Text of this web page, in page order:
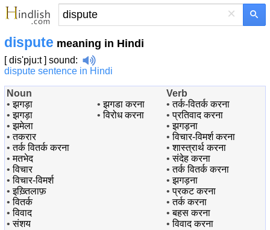
×
dispute meaning in Hindi
[ dis'pju:t ] sound:
dispute sentence in Hindi
Noun
•झगड़ा
•झगड़ा
•झमेला
•तकरार
•तर्क वितर्क करना
•मतभेद
•विचार
•विचार-विमर्श
•इख़्तिलाफ़
•वितर्क
•विवाद
•संशय
•झगडा करना
•विरोध करना
Verb
•तर्क-वितर्क करना
•प्रतिवाद करना
•झगड़ना
•विचार-विमर्श करना
•शास्त्रार्थ करना
•संदेह करना
•तर्क वितर्क करना
•झगड़ना
•प्रकट करना
•तर्क करना
•बहस करना
•विवाद करना